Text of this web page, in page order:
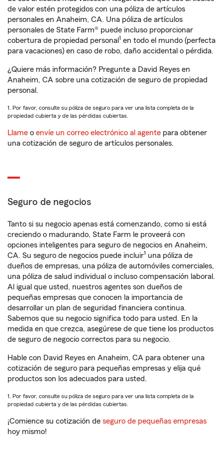
de valor estén protegidos con una póliza de artículos
personales en Anaheim, CA. Una póliza de artículos
personales de State Farm® puede incluso proporcionar
cobertura de propiedad personal 1 en todo el mundo (perfecta
para vacaciones) en caso de robo, daño accidental o pérdida.
¿Quiere más información? Pregunte a David Reyes en
Anaheim, CA sobre una cotización de seguro de propiedad
personal.
1. Por favor, consulte su póliza de seguro para ver una lista completa de la
propiedad cubierta y de las pérdidas cubiertas.
Llame o envíe un correo electrónico al agente para obtener
una cotización de seguro de artículos personales.
Seguro de negocios
Tanto si su negocio apenas está comenzando, como si está
creciendo o madurando, State Farm le proveerá con
opciones inteligentes para seguro de negocios en Anaheim,
CA. Su seguro de negocios puede incluir1 una póliza de
dueños de empresas, una póliza de automóviles comerciales,
una póliza de salud individual o incluso compensación laboral.
Al igual que usted, nuestros agentes son dueños de
pequeñas empresas que conocen la importancia de
desarrollar un plan de seguridad financiera continua.
Sabemos que su negocio significa todo para usted. En la
medida en que crezca, asegúrese de que tiene los productos
de seguro de negocio correctos para su negocio.
Hable con David Reyes en Anaheim, CA para obtener una
cotización de seguro para pequeñas empresas y elija qué
productos son los adecuados para usted.
1. Por favor, consulte su póliza de seguro para ver una lista completa de la
propiedad cubierta y de las pérdidas cubiertas.
¡Comience su cotización de seguro de pequeñas empresas
hoy mismo!